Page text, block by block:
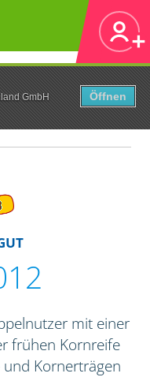
GmbH
Öffnen
mit einer
frühen Kornreife
Kornerträgen